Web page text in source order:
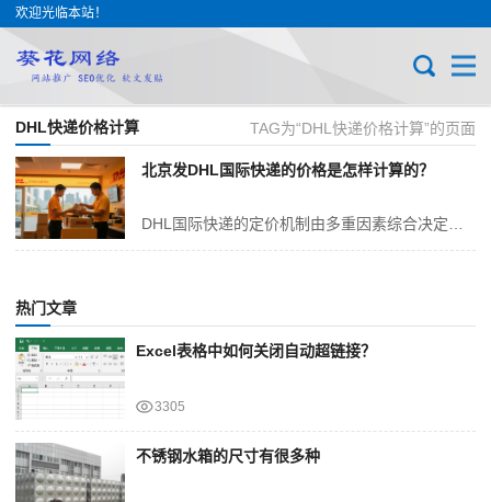
欢迎光临本站！
TAG为“DHL快递价格计算”的页面
DHL快递价格计算
北京发DHL国际快递的价格是怎样计算的？
热门文章
Excel表格中如何关闭自动超链接？
3305
不锈钢水箱的尺寸有很多种